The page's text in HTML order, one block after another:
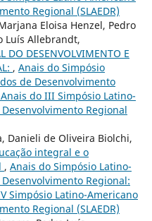
Regional (SLAEDR)
Eloisa Henzel, Pedro
Luís Allebrandt,
DO DESENVOLVIMENTO E
, Anais do Simpósio
de Desenvolvimento
do III Simpósio Latino-
Regional
Danieli de Oliveira Biolchi,
integral e o
, Anais do Simpósio Latino-
Regional:
Simpósio Latino-Americano
Regional (SLAEDR)